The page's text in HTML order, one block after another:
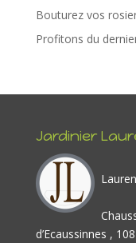
Bouturez vos
Profitons du
Jardinier
d’Ecaussinnes , 108